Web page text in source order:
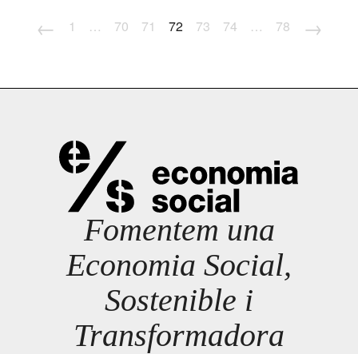
← 1 … 70 71 72 73 74 … 78 →
Fomentem una
Economia Social,
Sostenible i
Transformadora